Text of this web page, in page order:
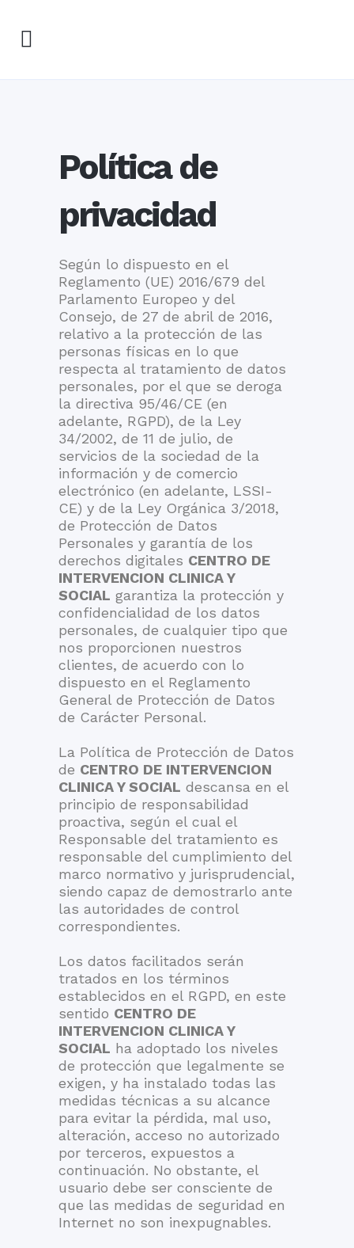
Política de
privacidad
Según lo dispuesto en el
Reglamento (UE) 2016/679 del
Parlamento Europeo y del
Consejo, de 27 de abril de 2016,
relativo a la protección de las
personas físicas en lo que
respecta al tratamiento de datos
personales, por el que se deroga
la directiva 95/46/CE (en
adelante, RGPD), de la Ley
34/2002, de 11 de julio, de
servicios de la sociedad de la
información y de comercio
electrónico (en adelante, LSSI-
CE) y de la Ley Orgánica 3/2018,
de Protección de Datos
Personales y garantía de los
derechos digitales CENTRO DE
INTERVENCION CLINICA Y
SOCIAL garantiza la protección y
confidencialidad de los datos
personales, de cualquier tipo que
nos proporcionen nuestros
clientes, de acuerdo con lo
dispuesto en el Reglamento
General de Protección de Datos
de Carácter Personal.
La Política de Protección de Datos
de CENTRO DE INTERVENCION
CLINICA Y SOCIAL descansa en el
principio de responsabilidad
proactiva, según el cual el
Responsable del tratamiento es
responsable del cumplimiento del
marco normativo y jurisprudencial,
siendo capaz de demostrarlo ante
las autoridades de control
correspondientes.
Los datos facilitados serán
tratados en los términos
establecidos en el RGPD, en este
sentido CENTRO DE
INTERVENCION CLINICA Y
SOCIAL ha adoptado los niveles
de protección que legalmente se
exigen, y ha instalado todas las
medidas técnicas a su alcance
para evitar la pérdida, mal uso,
alteración, acceso no autorizado
por terceros, expuestos a
continuación. No obstante, el
usuario debe ser consciente de
que las medidas de seguridad en
Internet no son inexpugnables.